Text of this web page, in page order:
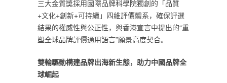
三大金質獎採用國際品牌科學院獨創的「品質
+文化+創新+可持續」四維評價體系，確保評選
結果的權威性與公正性，與香港宣言中提出的“重
塑全球品牌評價通用語言”願景高度契合。
雙輪驅動構建品牌出海新生態，助力中國品牌全
球崛起